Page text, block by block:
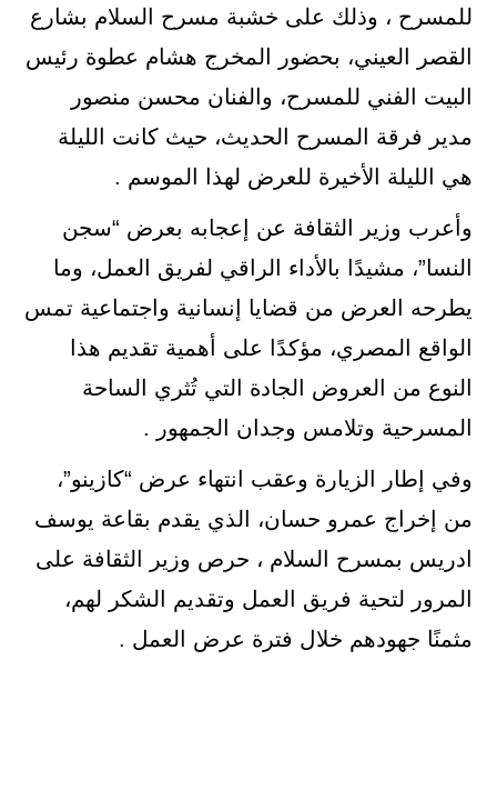
للمسرح ، وذلك على خشبة مسرح السلام بشارع
القصر العيني، بحضور المخرج هشام عطوة رئيس
البيت الفني للمسرح، والفنان محسن منصور
مدير فرقة المسرح الحديث، حيث كانت الليلة
هي الليلة الأخيرة للعرض لهذا الموسم .
وأعرب وزير الثقافة عن إعجابه بعرض “سجن
النسا”، مشيدًا بالأداء الراقي لفريق العمل، وما
يطرحه العرض من قضايا إنسانية واجتماعية تمس
الواقع المصري، مؤكدًا على أهمية تقديم هذا
النوع من العروض الجادة التي تُثري الساحة
المسرحية وتلامس وجدان الجمهور .
وفي إطار الزيارة وعقب انتهاء عرض “كازينو”،
من إخراج عمرو حسان، الذي يقدم بقاعة يوسف
ادريس بمسرح السلام ، حرص وزير الثقافة على
المرور لتحية فريق العمل وتقديم الشكر لهم،
مثمنًا جهودهم خلال فترة عرض العمل .